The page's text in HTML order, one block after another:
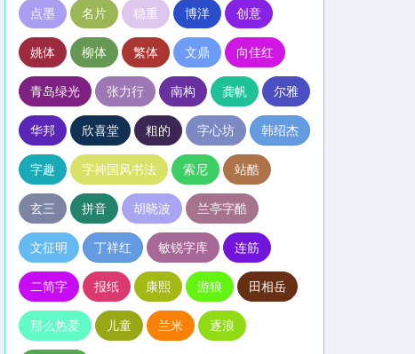
点墨 名片 稳重 博洋 创意
姚体 柳体 繁体 文鼎 向佳红
青岛绿光 张力行 南构 龚帆 尔雅
华邦 欣喜堂 粗的 字心坊 韩绍杰
字趣 字神国风书法 索尼 站酷
玄三 拼音 胡晓波 兰亭字酷
文征明 丁祥红 敏锐字库 连筋
二简字 报纸 康熙 游狼 田相岳
那么热爱 儿童 兰米 逐浪